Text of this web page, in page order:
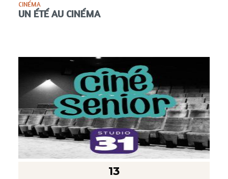
CINÉMA
UN ÉTÉ AU CINÉMA
13